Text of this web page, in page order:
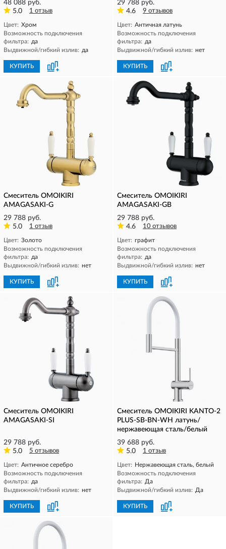
48 088 руб.
5.0
1 отзыв
Цвет: Хром
Возможность подключения
фильтра: да
Выдвижной/гибкий излив: да
КУПИТЬ
29 788 руб.
4.6
9 отзывов
Цвет: Античная латунь
Возможность подключения
фильтра: да
Выдвижной/гибкий излив: нет
КУПИТЬ
Смеситель OMOIKIRI
AMAGASAKI-G
29 788 руб.
5.0
1 отзыв
Цвет: Золото
Возможность подключения
фильтра: да
Выдвижной/гибкий излив: нет
КУПИТЬ
Смеситель OMOIKIRI
AMAGASAKI-GB
29 788 руб.
4.6
10 отзывов
Цвет: графит
Возможность подключения
фильтра: да
Выдвижной/гибкий излив: нет
КУПИТЬ
Смеситель OMOIKIRI
AMAGASAKI-SI
29 788 руб.
5.0
5 отзывов
Цвет: Античное серебро
Возможность подключения
фильтра: да
Выдвижной/гибкий излив: нет
КУПИТЬ
Смеситель OMOIKIRI KANTO-2
PLUS-SB-BN-WH латунь/
нержавеющая сталь/белый
39 688 руб.
5.0
1 отзыв
Цвет: Нержавеющая сталь, белый
Возможность подключения
фильтра: Да
Выдвижной/гибкий излив: Да
КУПИТЬ